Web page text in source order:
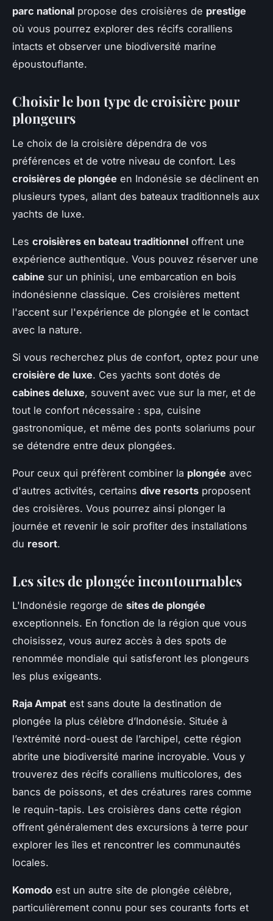
parc national propose des croisières de prestige
où vous pourrez explorer des récifs coralliens
intacts et observer une biodiversité marine
époustouflante.
Choisir le bon type de croisière pour
plongeurs
Le choix de la croisière dépendra de vos
préférences et de votre niveau de confort. Les
croisières de plongée en Indonésie se déclinent en
plusieurs types, allant des bateaux traditionnels aux
yachts de luxe.
Les croisières en bateau traditionnel offrent une
expérience authentique. Vous pouvez réserver une
cabine sur un phinisi, une embarcation en bois
indonésienne classique. Ces croisières mettent
l'accent sur l'expérience de plongée et le contact
avec la nature.
Si vous recherchez plus de confort, optez pour une
croisière de luxe. Ces yachts sont dotés de
cabines deluxe, souvent avec vue sur la mer, et de
tout le confort nécessaire : spa, cuisine
gastronomique, et même des ponts solariums pour
se détendre entre deux plongées.
Pour ceux qui préfèrent combiner la plongée avec
d'autres activités, certains dive resorts proposent
des croisières. Vous pourrez ainsi plonger la
journée et revenir le soir profiter des installations
du resort.
Les sites de plongée incontournables
L'Indonésie regorge de sites de plongée
exceptionnels. En fonction de la région que vous
choisissez, vous aurez accès à des spots de
renommée mondiale qui satisferont les plongeurs
les plus exigeants.
Raja Ampat est sans doute la destination de
plongée la plus célèbre d’Indonésie. Située à
l’extrémité nord-ouest de l’archipel, cette région
abrite une biodiversité marine incroyable. Vous y
trouverez des récifs coralliens multicolores, des
bancs de poissons, et des créatures rares comme
le requin-tapis. Les croisières dans cette région
offrent généralement des excursions à terre pour
explorer les îles et rencontrer les communautés
locales.
Komodo est un autre site de plongée célèbre,
particulièrement connu pour ses courants forts et